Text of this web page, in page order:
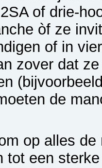
of drie-
òf ze
of in
zover dat
de
op alles
tot een